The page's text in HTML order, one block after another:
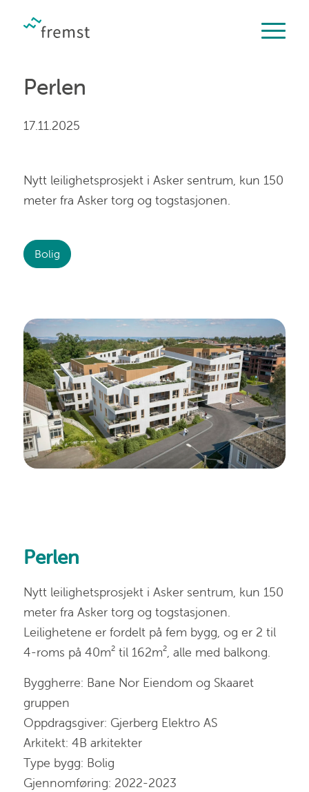
Perlen
17.11.2025
Nytt leilighetsprosjekt i Asker sentrum, kun 150
meter fra Asker torg og togstasjonen.
Bolig
Perlen
Nytt leilighetsprosjekt i Asker sentrum, kun 150
meter fra Asker torg og togstasjonen.
Leilighetene er fordelt på fem bygg, og er 2 til
4-roms på 40m² til 162m², alle med balkong.
Byggherre: Bane Nor Eiendom og Skaaret
gruppen
Oppdragsgiver: Gjerberg Elektro AS
Arkitekt: 4B arkitekter
Type bygg: Bolig
Gjennomføring: 2022-2023